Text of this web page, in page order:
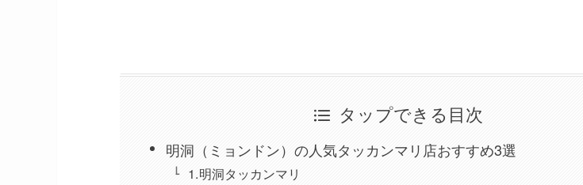
タップできる目次
明洞（ミョンドン）の人気タッカンマリ店おすすめ3選
1.明洞タッカンマリ